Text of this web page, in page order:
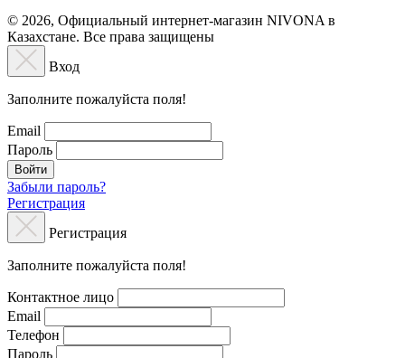
© 2026, Официальный интернет-магазин NIVONA в
Казахстане. Все права защищены
Вход
Заполните пожалуйста поля!
Email
Пароль
Войти
Забыли пароль?
Регистрация
Регистрация
Заполните пожалуйста поля!
Контактное лицо
Email
Телефон
Пароль